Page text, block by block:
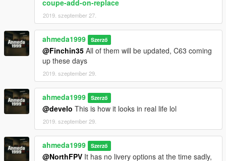
coupe-add-on-replace
2019. szeptember 27.
ahmeda1999 Szerző
@Finchin35 All of them will be updated, C63 coming
up these days
2019. szeptember 29.
ahmeda1999 Szerző
@develo This is how it looks in real life lol
2019. szeptember 29.
ahmeda1999 Szerző
@NorthFPV It has no livery options at the time sadly,